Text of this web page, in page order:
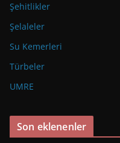
Şehitlikler
Şelaleler
Su Kemerleri
Türbeler
UMRE
Son eklenenler